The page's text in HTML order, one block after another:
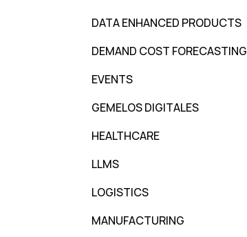
DATA ENHANCED PRODUCTS
DEMAND COST FORECASTING
EVENTS
GEMELOS DIGITALES
HEALTHCARE
LLMS
LOGISTICS
MANUFACTURING